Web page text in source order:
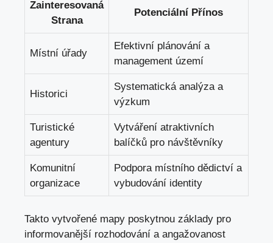
Zainteresovaná
Strana
Potenciální Přínos
Místní úřady
Efektivní plánování a
management území
Historici
Systematická analýza a
výzkum
Turistické
agentury
Vytváření atraktivních
balíčků pro návštěvníky
Komunitní
organizace
Podpora místního dědictví a
vybudování identity
Takto vytvořené mapy poskytnou základy pro
informovanější rozhodování a angažovanost